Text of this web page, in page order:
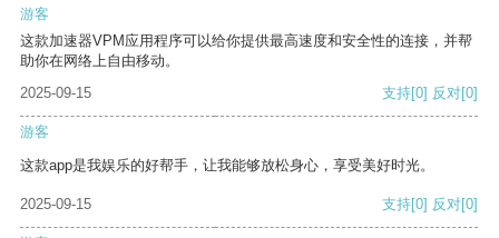
游客
这款加速器VPM应用程序可以给你提供最高速度和安全性的连接，并帮
助你在网络上自由移动。
2025-09-15
支持[0] 反对[0]
游客
这款app是我娱乐的好帮手，让我能够放松身心，享受美好时光。
2025-09-15 支持[0] 反对[0]